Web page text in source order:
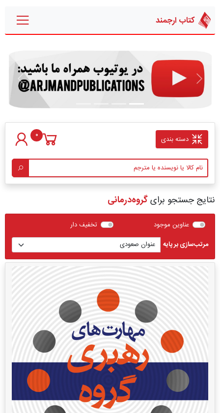
کتاب ارجمند
قبلی بعدی
دسته بندی 0
نتایج جستجو برایگروه‏‌درمانی
عناوین موجود
تخفیف دار
مرتب‌سازی بر پایه